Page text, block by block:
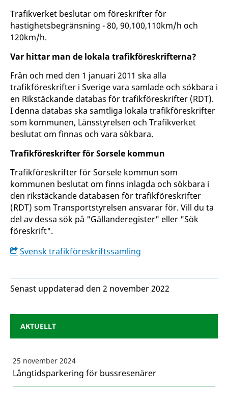
Trafikverket beslutar om föreskrifter för
hastighetsbegränsning - 80, 90,100,110km/h och
120km/h.
Var hittar man de lokala trafikföreskrifterna?
Från och med den 1 januari 2011 ska alla
trafikföreskrifter i Sverige vara samlade och sökbara i
en Rikstäckande databas för trafikföreskrifter (RDT).
I denna databas ska samtliga lokala trafikföreskrifter
som kommunen, Länsstyrelsen och Trafikverket
beslutat om finnas och vara sökbara.
Trafikföreskrifter för Sorsele kommun
Trafikföreskrifter för Sorsele kommun som
kommunen beslutat om finns inlagda och sökbara i
den rikstäckande databasen för trafikföreskrifter
(RDT) som Transportstyrelsen ansvarar för. Vill du ta
del av dessa sök på "Gällanderegister" eller "Sök
föreskrift".
Svensk trafikföreskriftssamling
Senast uppdaterad den 2 november 2022
AKTUELLT
25 november 2024
Långtidsparkering för bussresenärer